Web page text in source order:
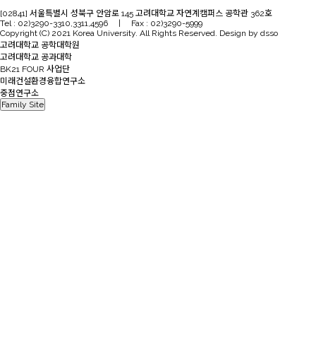
[02841] 서울특별시 성북구 안암로 145 고려대학교 자연계캠퍼스 공학관 362호
Tel : 02)3290-3310,3311,4596 | Fax : 02)3290-5999
Copyright (C) 2021 Korea University. All Rights Reserved. Design by dsso
고려대학교 공학대학원
고려대학교 공과대학
BK21 FOUR 사업단
미래건설환경융합연구소
중점연구소
Family Site